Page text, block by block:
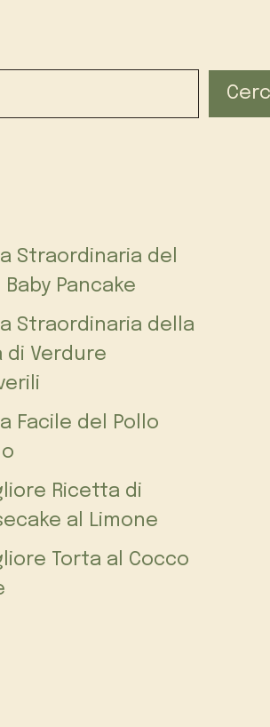
Straordinaria del
Baby Pancake
Straordinaria della
di Verdure
Facile del Pollo
Ricetta di
al Limone
Torta al Cocco